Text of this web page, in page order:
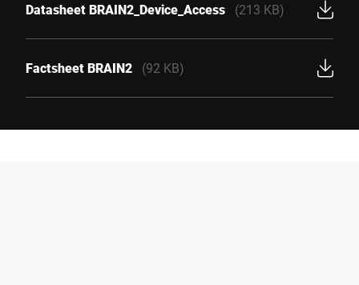
Datasheet BRAIN2_Device_Access (213 KB)
Factsheet BRAIN2 (92 KB)